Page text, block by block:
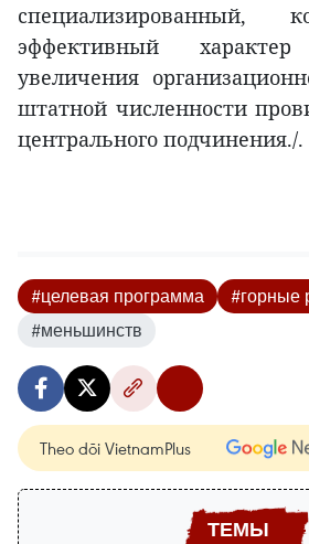
специализированный,
эффективный
увеличения
штатной численности
центрального подчинения./.
#целевая программа
#горные
#меньшинств
Theo dõi VietnamPlus